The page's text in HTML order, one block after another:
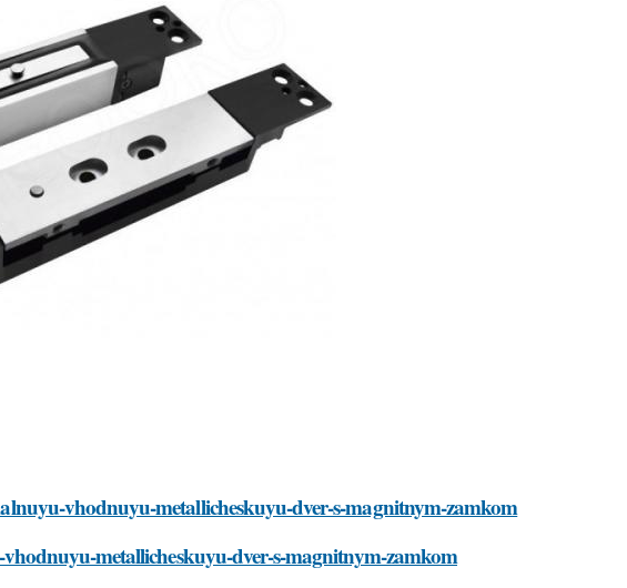
vhodnuyu-metallicheskuyu-dver-s-magnitnym-zamkom
metallicheskuyu-dver-s-magnitnym-zamkom